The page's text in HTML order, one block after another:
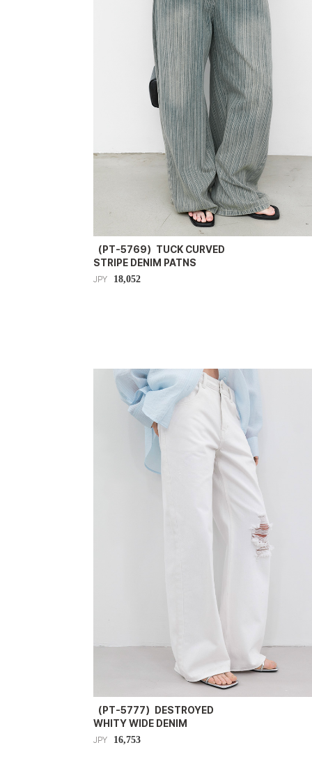
（PT-5769）TUCK CURVED
STRIPE DENIM PATNS
JPY 18,052
（PT-5777）DESTROYED
WHITY WIDE DENIM
JPY 16,753